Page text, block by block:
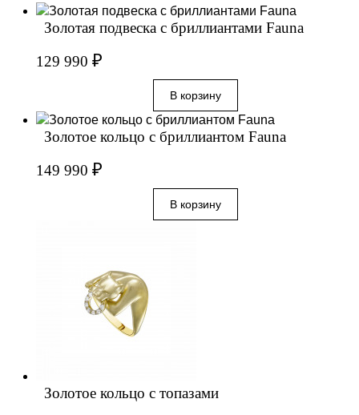
Золотая подвеска с бриллиантами Fauna
129 990 ₽
Золотое кольцо с бриллиантом Fauna
149 990 ₽
Золотое кольцо с топазами